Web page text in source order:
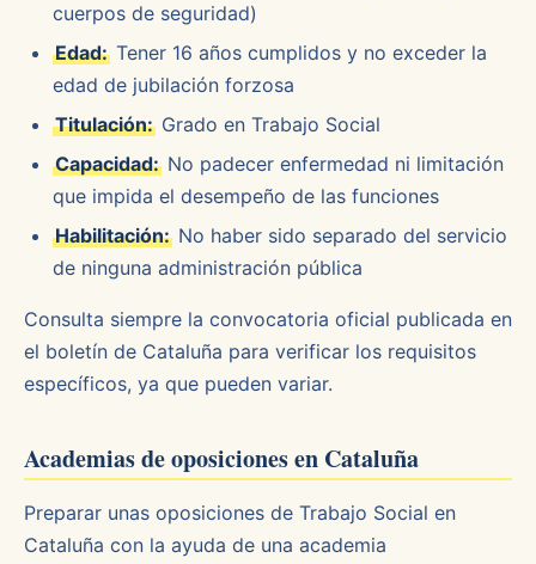
cuerpos de seguridad)
Edad: Tener 16 años cumplidos y no exceder la
edad de jubilación forzosa
Titulación: Grado en Trabajo Social
Capacidad: No padecer enfermedad ni limitación
que impida el desempeño de las funciones
Habilitación: No haber sido separado del servicio
de ninguna administración pública
Consulta siempre la convocatoria oficial publicada en
el boletín de Cataluña para verificar los requisitos
específicos, ya que pueden variar.
Academias de oposiciones en Cataluña
Preparar unas oposiciones de Trabajo Social en
Cataluña con la ayuda de una academia